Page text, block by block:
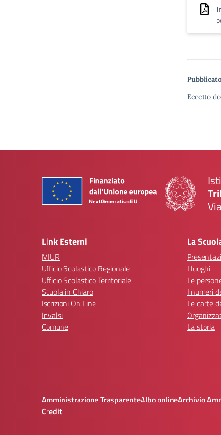
Eccetto
Link Esterni
MIUR
Ufficio Scolastico Regionale
Ufficio Scolastico Territoriale
Scuola in Chiaro
Iscrizioni On Line
Invalsi
Comune
La
I luoghi
Le
I numeri
Le carte
La storia
Amministrazione TrasparenteAlbo onlineArchivio
Crediti